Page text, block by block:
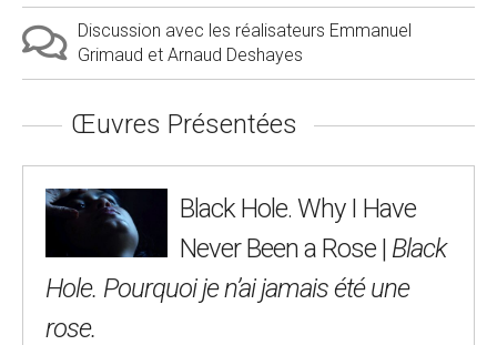
Discussion avec les réalisateurs Emmanuel
Grimaud et Arnaud Deshayes
Œuvres Présentées
Black Hole. Why I Have
Never Been a Rose | Black
Hole. Pourquoi je n’ai jamais été une
rose.